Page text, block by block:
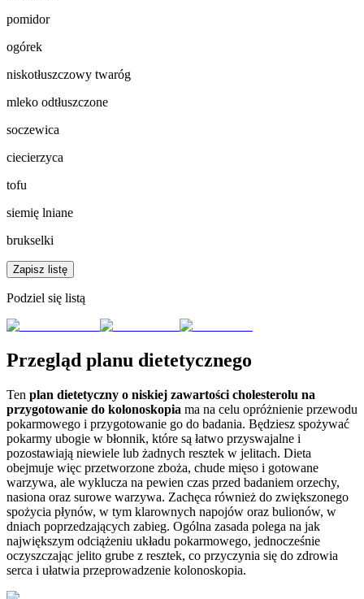
pomidor
ogórek
niskotłuszczowy twaróg
mleko odtłuszczone
soczewica
ciecierzyca
tofu
siemię lniane
brukselki
Zapisz listę
Podziel się listą
Przegląd planu dietetycznego
Ten plan dietetyczny o niskiej zawartości cholesterolu na
przygotowanie do kolonoskopia ma na celu opróżnienie przewodu
pokarmowego i przygotowanie go do badania. Będziesz spożywać
pokarmy ubogie w błonnik, które są łatwo przyswajalne i
pozostawiają niewiele lub żadnych resztek w jelitach. Dieta
obejmuje więc przetworzone zboża, chude mięso i gotowane
warzywa, ale wyklucza na pewien czas przed badaniem orzechy,
nasiona oraz surowe warzywa. Zachęca również do zwiększonego
spożycia płynów, w tym klarownych napojów oraz bulionów, w
dniach poprzedzających zabieg. Ogólna zasada polega na jak
największym odciążeniu układu pokarmowego, jednocześnie
oczyszczając jelito grube z resztek, co przyczynia się do zdrowia
serca i ułatwia przeprowadzenie kolonoskopia.